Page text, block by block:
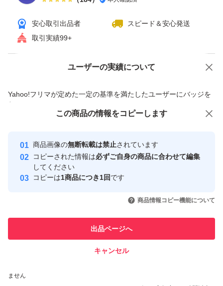
てもご了承ください。
差し替え被害防止および破壊被害防止のため、返品致しか
宅急便コンパクトでの発送予定です。
梱包資材はリサイクル品や新聞紙を使います。
以上の内容をご了承いただける方のみ購入をしてくださ
い。
納得いただけない方は、申し訳ありませんが他の出品者様
安心取引出品者
スピード＆安心発送
取引実績99+
ユーザーの実績について
Yahoo!フリマが定めた一定の基準を満たしたユーザーにバッジを
付与しています
安心取引出品者
心・安全なユーザーです
取引実績
引を完了させた実績があります
での取引実績があります
ません
価格の相談 商品への質問
この商品の情報をコピーします
商品画像の無断転載は禁止されています
コピーされた情報は必ずご自身の商品に合わせて編集
してください
コピーは1商品につき1回です
商品情報コピー機能について
出品ページへ
キャンセル
この商品をみている人にオススメ